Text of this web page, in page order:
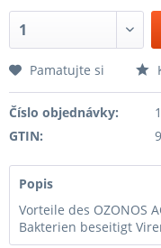
Pamatujte si
Číslo objednávky:
GTIN:
Popis
Vorteile des OZONOS
Bakterien beseitigt